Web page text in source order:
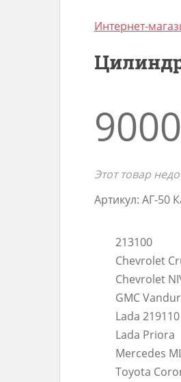
Интернет-
9000
Этот товар
Артикул: АГ-50
213100
Chevrolet
Chevrolet
GMC
Lada 219110
Lada Priora
Mercedes
Toyota